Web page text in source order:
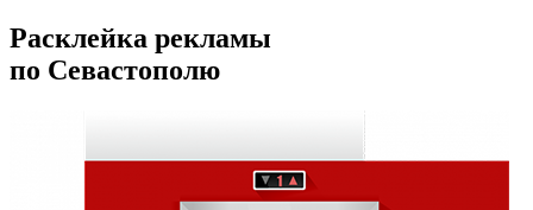
Расклейка рекламы
по Севастополю